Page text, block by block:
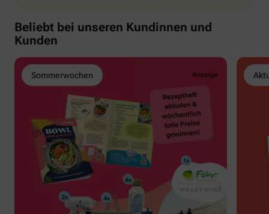
Beliebt bei unseren Kundinnen und
Kunden
Sommerwochen